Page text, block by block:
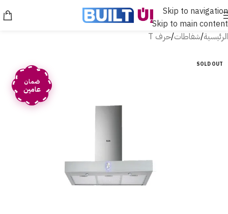
Skip to navigation
Skip to main content
الرئيسية/شفاطات/حرف T
SOLD OUT
ضمان
عامين